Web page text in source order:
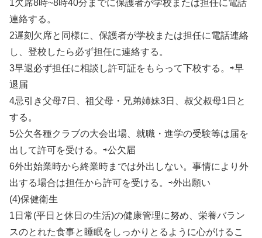
1欠席8時~8時40分までに保護者が学校または担任に電話
連絡する。
2遅刻欠席と同様に、保護者が学校または担任に電話連絡
し、登校したら必ず担任に連絡する。
3早退必ず担任に相談し許可証をもらって下校する。⇨早
退届
4忌引き父母7日、祖父母・兄弟姉妹3日、叔父叔母1日と
する。
5公欠各種クラブの大会出場、就職・進学の受験等は届を
出して許可を受ける。⇨公欠届
6外出始業時から終業時までは外出しない。事情により外
出する場合は担任から許可を受ける。⇨外出願い
(4)保健衛生
1日常(平日と休日の生活)の健康管理に努め、栄養バラン
スのとれた食事と睡眠をしっかりとるように心がけるこ